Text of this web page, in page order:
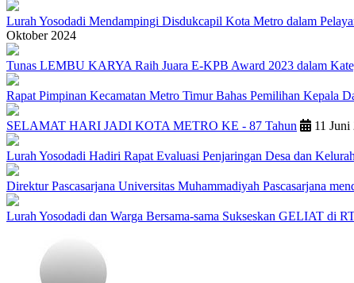
Lurah Yosodadi Mendampingi Disdukcapil Kota Metro dalam
Oktober 2024
Tunas LEMBU KARYA Raih Juara E-KPB Award 2023 dalam
Rapat Pimpinan Kecamatan Metro Timur Bahas Pemilihan Kepala
SELAMAT HARI JADI KOTA METRO KE - 87 Tahun 11 Juni
Lurah Yosodadi Hadiri Rapat Evaluasi Penjaringan Desa dan
Direktur Pascasarjana Universitas Muhammadiyah Pascasarjana
Lurah Yosodadi dan Warga Bersama-sama Sukseskan GELIAT di